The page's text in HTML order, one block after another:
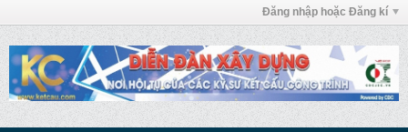
Đăng nhập hoặc Đăng kí